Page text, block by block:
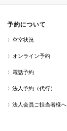
予約について
空室状況
オンライン予約
電話予約
法人予約（代行）
法人会員ご担当者様へ